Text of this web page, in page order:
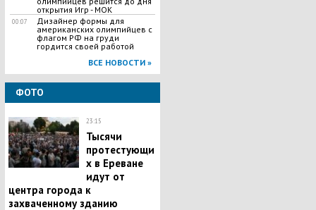
открытия Игр - МОК
00:07
Дизайнер формы для
американских олимпийцев с
флагом РФ на груди
гордится своей работой
ВСЕ НОВОСТИ »
ФОТО
23:15
Тысячи
протестующи
х в Ереване
идут от
центра города к
захваченному зданию